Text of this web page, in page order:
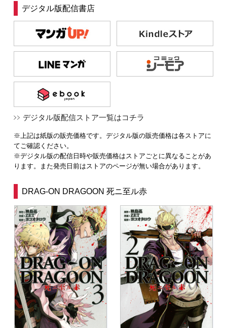
デジタル版配信書店
デジタル版配信ストア一覧はコチラ
※上記は紙版の販売価格です。デジタル版の販売価格は各ストアに
てご確認ください。
※デジタル版の配信日時や販売価格はストアごとに異なることがあ
ります。また発売日前はストアのページが無い場合があります。
DRAG-ON DRAGOON 死ニ至ル赤